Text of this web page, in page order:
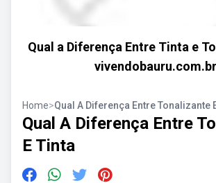
Qual a Diferença Entre Tinta e
vivendobauru.com.br
Home>Qual A Diferença Entre Tonalizante
Qual A Diferença Entre
E Tinta